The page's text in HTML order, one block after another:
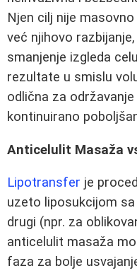
Njen cilj nije masovno
već njihovo
smanjenje izgleda
rezultate u smislu
odlična za
kontinuirano
Anticelulit Masaža
Lipotransfer je
uzeto liposukcijom
drugi (npr. za
anticelulit masaža
faza za bolje